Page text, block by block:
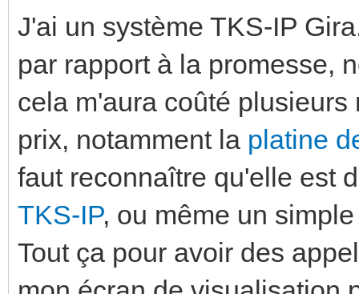
J'ai un système TKS-IP
par rapport à la promesse,
cela m'aura coûté
prix, notamment la platine
faut reconnaître qu'elle est
TKS-IP, ou même un
Tout ça pour avoir des